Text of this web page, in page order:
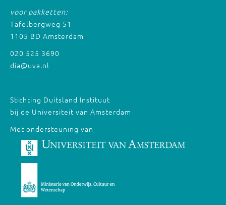
voor pakketten:
Tafelbergweg 51
1105 BD Amsterdam
020 525 3690
dia@uva.nl
Stichting Duitsland Instituut
bij de Universiteit van Amsterdam
Met ondersteuning van